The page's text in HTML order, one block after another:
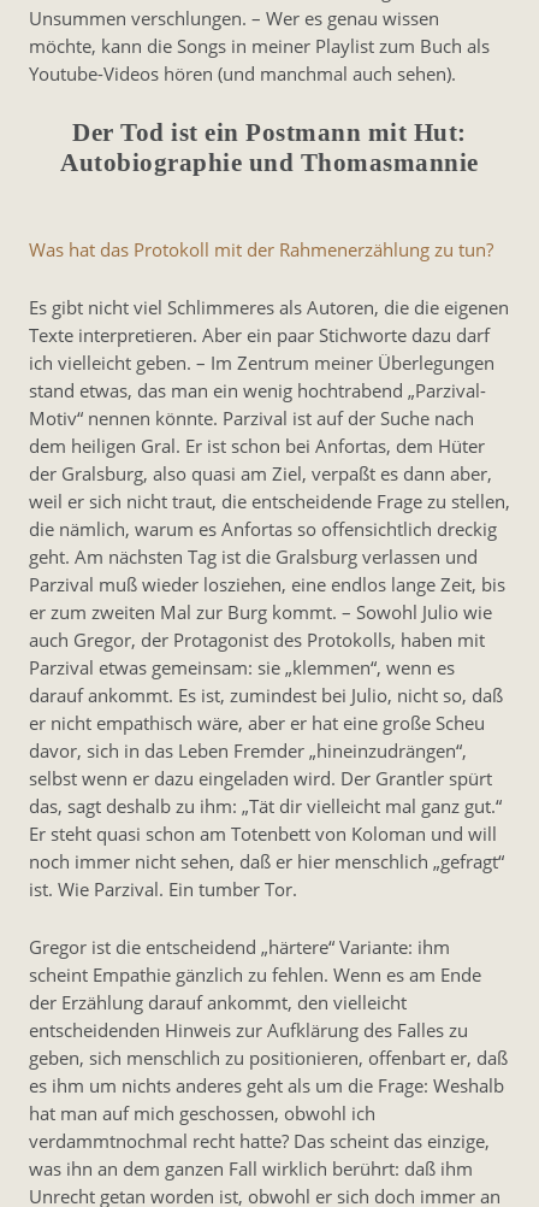
Unsummen verschlungen. – Wer es genau wissen
möchte, kann die Songs in meiner Playlist zum Buch als
Youtube-Videos hören (und manchmal auch sehen).
Der Tod ist ein Postmann mit Hut:
Autobiographie und Thomasmannie
Was hat das Protokoll mit der Rahmenerzählung zu tun?
Es gibt nicht viel Schlimmeres als Autoren, die die eigenen
Texte interpretieren. Aber ein paar Stichworte dazu darf
ich vielleicht geben. – Im Zentrum meiner Überlegungen
stand etwas, das man ein wenig hochtrabend „Parzival-
Motiv“ nennen könnte. Parzival ist auf der Suche nach
dem heiligen Gral. Er ist schon bei Anfortas, dem Hüter
der Gralsburg, also quasi am Ziel, verpaßt es dann aber,
weil er sich nicht traut, die entscheidende Frage zu stellen,
die nämlich, warum es Anfortas so offensichtlich dreckig
geht. Am nächsten Tag ist die Gralsburg verlassen und
Parzival muß wieder losziehen, eine endlos lange Zeit, bis
er zum zweiten Mal zur Burg kommt. – Sowohl Julio wie
auch Gregor, der Protagonist des Protokolls, haben mit
Parzival etwas gemeinsam: sie „klemmen“, wenn es
darauf ankommt. Es ist, zumindest bei Julio, nicht so, daß
er nicht empathisch wäre, aber er hat eine große Scheu
davor, sich in das Leben Fremder „hineinzudrängen“,
selbst wenn er dazu eingeladen wird. Der Grantler spürt
das, sagt deshalb zu ihm: „Tät dir vielleicht mal ganz gut.“
Er steht quasi schon am Totenbett von Koloman und will
noch immer nicht sehen, daß er hier menschlich „gefragt“
ist. Wie Parzival. Ein tumber Tor.
Gregor ist die entscheidend „härtere“ Variante: ihm
scheint Empathie gänzlich zu fehlen. Wenn es am Ende
der Erzählung darauf ankommt, den vielleicht
entscheidenden Hinweis zur Aufklärung des Falles zu
geben, sich menschlich zu positionieren, offenbart er, daß
es ihm um nichts anderes geht als um die Frage: Weshalb
hat man auf mich geschossen, obwohl ich
verdammtnochmal recht hatte? Das scheint das einzige,
was ihn an dem ganzen Fall wirklich berührt: daß ihm
Unrecht getan worden ist, obwohl er sich doch immer an